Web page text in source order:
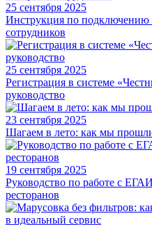
25 сентября 2025
Инструкция по подключению
сотрудников
25 сентября 2025
Регистрация в системе
руководство
23 сентября 2025
Шагаем в лето: как мы
19 сентября 2025
Руководство по работе с
ресторанов